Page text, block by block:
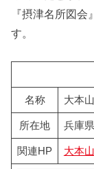
『摂津名所図
す。
名称 大本
所在地 兵庫
関連HP 大本